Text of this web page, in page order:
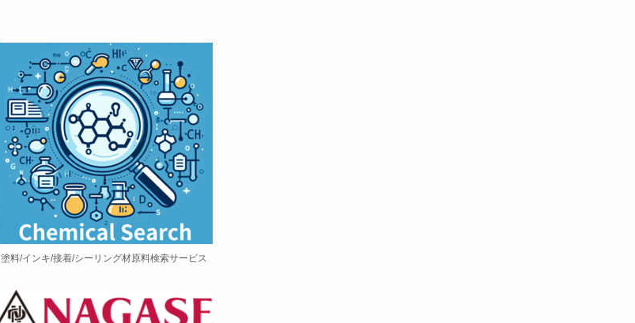
塗料/インキ/接着/シーリング材原料検索サービス